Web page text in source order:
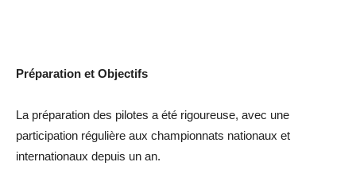
Préparation et Objectifs
La préparation des pilotes a été rigoureuse, avec une
participation régulière aux championnats nationaux et
internationaux depuis un an.